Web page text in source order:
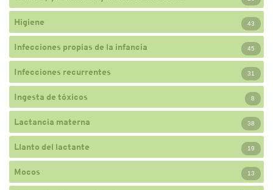
Higiene 43
Infecciones propias de la infancia 45
Infecciones recurrentes 31
Ingesta de tóxicos 8
Lactancia materna 38
Llanto del lactante 19
Mocos 13